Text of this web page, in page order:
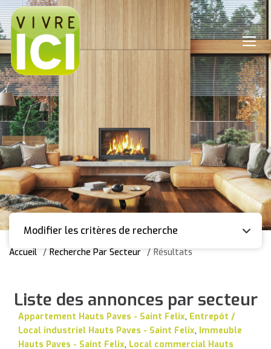
Modifier les critères de recherche
Accueil Recherche Par Secteur Résultats
Liste des annonces par secteur
Appartement Hauts Paves - Saint Felix, Entrepôt /
Local industriel Hauts Paves - Saint Felix, Immeuble
Hauts Paves - Saint Felix, Local commercial Hauts